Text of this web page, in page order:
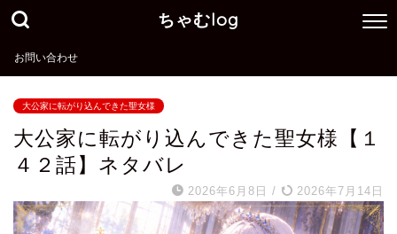
ちゃむlog
お問い合わせ
大公家に転がり込んできた聖女様
大公家に転がり込んできた聖女様【１
４２話】ネタバレ
2026年6月8日 / 2026年7月14日